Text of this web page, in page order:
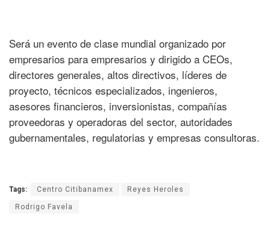
Será un evento de clase mundial organizado por
empresarios para empresarios y dirigido a CEOs,
directores generales, altos directivos, líderes de
proyecto, técnicos especializados, ingenieros,
asesores financieros, inversionistas, compañías
proveedoras y operadoras del sector, autoridades
gubernamentales, regulatorias y empresas consultoras.
Tags: Centro Citibanamex Reyes Heroles
Rodrigo Favela